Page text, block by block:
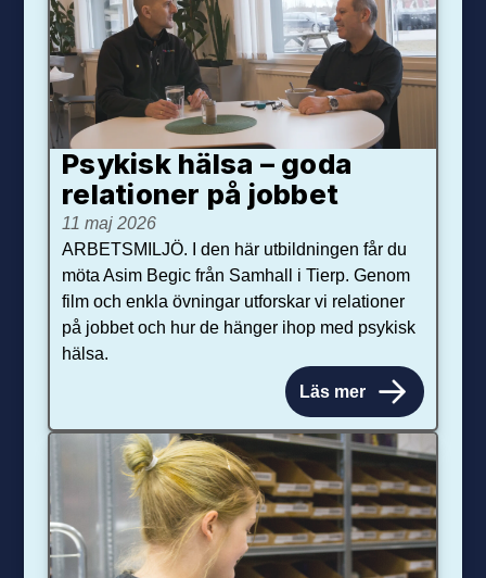
Psykisk hälsa – goda
relationer på jobbet
11 maj 2026
ARBETSMILJÖ. I den här utbildningen får du
möta Asim Begic från Samhall i Tierp. Genom
film och enkla övningar utforskar vi relationer
på jobbet och hur de hänger ihop med psykisk
hälsa.
Läs mer